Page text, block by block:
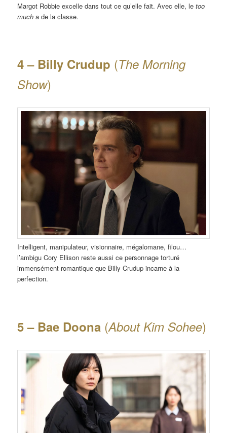
Margot Robbie excelle dans tout ce qu’elle fait. Avec elle, letoo
much a de la classe.
4 – Billy Crudup (The Morning
Show)
Intelligent, manipulateur, visionnaire, mégalomane, filou…
l’ambigu Cory Ellison reste aussi ce personnage torturé
immensément romantique que Billy Crudup incarne à la
perfection.
5 – Bae Doona (About Kim Sohee)